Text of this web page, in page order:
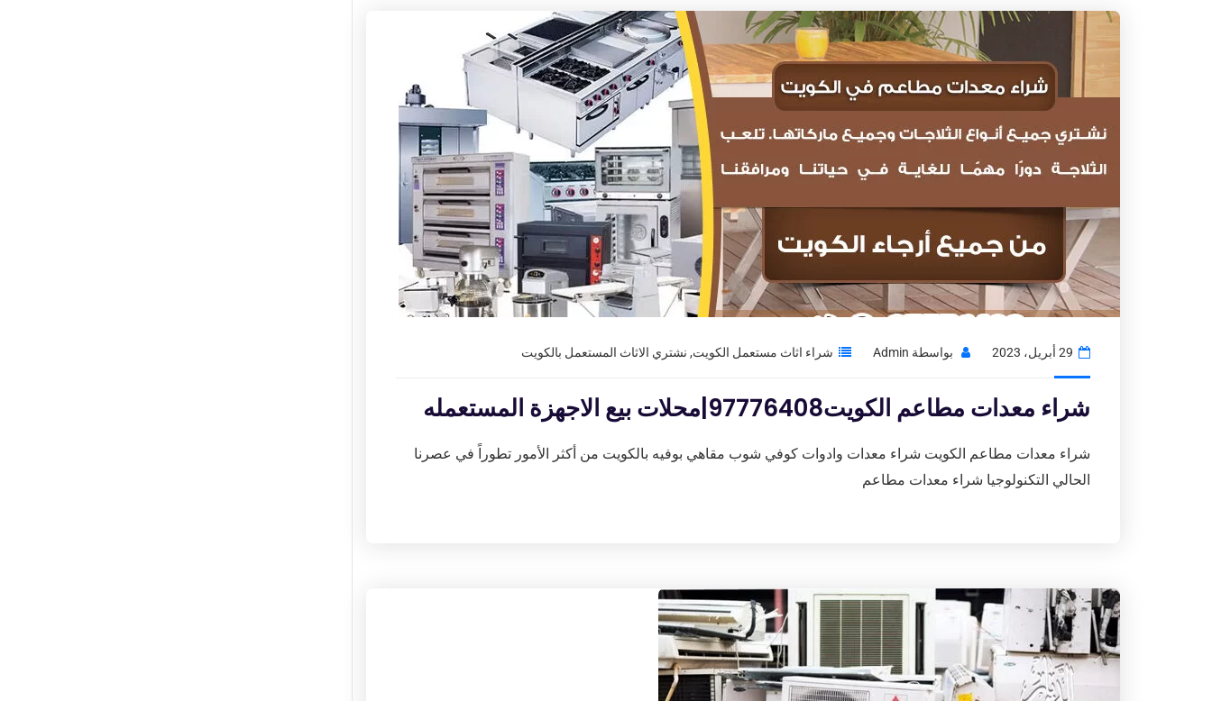
29 أبريل، 2023 بواسطة Admin شراء اثاث مستعمل الكويت, نشتري الاثاث المستعمل بالكويت
شراء معدات مطاعم الكويت97776408|محلات بيع الاجهزة المستعمله
شراء معدات مطاعم الكويت شراء معدات وادوات كوفي شوب مقاهي بوفيه بالكويت من أكثر الأمور تطوراً في عصرنا
الحالي التكنولوجيا شراء معدات مطاعم